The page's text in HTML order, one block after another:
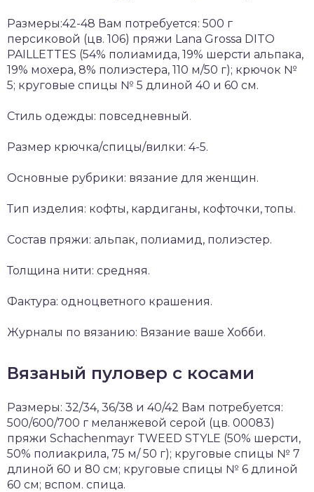
Размеры:42-48 Вам потребуется: 500 г
персиковой (цв. 106) пряжи Lana Grossa DITO
PAILLETTES (54% полиамида, 19% шерсти альпака,
19% мохера, 8% полиэстера, 110 м/50 г); крючок №
5; круговые спицы № 5 длиной 40 и 60 см.
Стиль одежды: повседневный.
Размер крючка/спицы/вилки: 4-5.
Основные рубрики: вязание для женщин.
Тип изделия: кофты, кардиганы, кофточки, топы.
Состав пряжи: альпак, полиамид, полиэстер.
Толщина нити: средняя.
Фактура: одноцветного крашения.
Журналы по вязанию: Вязание ваше Хобби.
Вязаный пуловер с косами
Размеры: 32/34, 36/38 и 40/42 Вам потребуется:
500/600/700 г меланжевой серой (цв. 00083)
пряжи Schachenmayr TWEED STYLE (50% шерсти,
50% полиакрила, 75 м/ 50 г); круговые спицы № 7
длиной 60 и 80 см; круговые спицы № 6 длиной
60 см; вспом. спица.